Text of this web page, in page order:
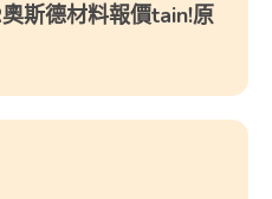
斯德材料報價tain!原